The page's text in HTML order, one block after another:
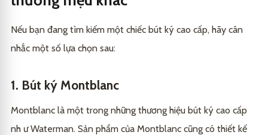
Nếu bạn đang tìm kiếm một chiếc bút ký cao cấp, hãy cân
nhắc một số lựa chọn sau:
1. Bút ký Montblanc
Montblanc là một trong những thương hiệu bút ký cao cấp
nh ư Waterman. Sản phẩm của Montblanc cũng có thiết kế